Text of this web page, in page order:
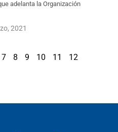
adelanta la Organización
2021
7 8 9 10 11 12